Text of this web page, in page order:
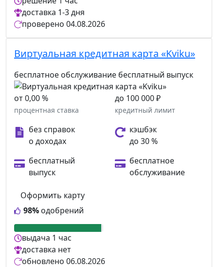
доставка 1-3 дня
проверено 04.08.2026
Виртуальная кредитная карта «Kviku»
бесплатное обслуживание бесплатный выпуск
от 0,00 %
процентная ставка
до 100 000 ₽
кредитный лимит
без справок
о доходах
кэшбэк
до 30 %
бесплатный
выпуск
бесплатное
обслуживание
98% одобрений
Оформить карту
выдача 1 час
доставка нет
обновлено 06.08.2026